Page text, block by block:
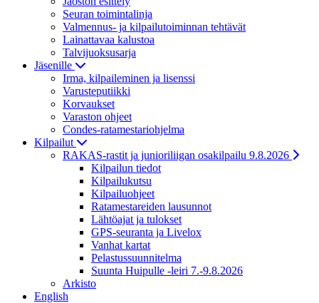
Seuran toimintalinja
Valmennus- ja kilpailutoiminnan tehtävät
Lainattavaa kalustoa
Talvijuoksusarja
Jäsenille
Irma, kilpaileminen ja lisenssi
Varusteputiikki
Korvaukset
Varaston ohjeet
Condes-ratamestariohjelma
Kilpailut
RAKAS-rastit ja junioriliigan osakilpailu 9.8.2026
Kilpailun tiedot
Kilpailukutsu
Kilpailuohjeet
Ratamestareiden lausunnot
Lähtöajat ja tulokset
GPS-seuranta ja Livelox
Vanhat kartat
Pelastussuunnitelma
Suunta Huipulle -leiri 7.-9.8.2026
Arkisto
English